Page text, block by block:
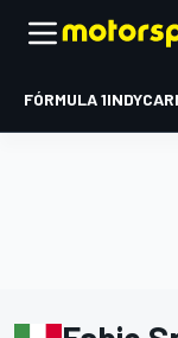
FÓRMULA 1INDYCAR